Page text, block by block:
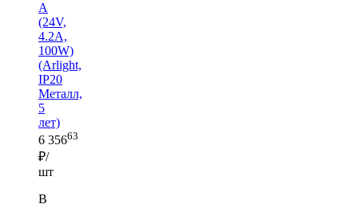
A
(24V,
4.2A,
100W)
(Arlight,
IP20
Металл,
5
лет)
6 35663
₽/
шт
В